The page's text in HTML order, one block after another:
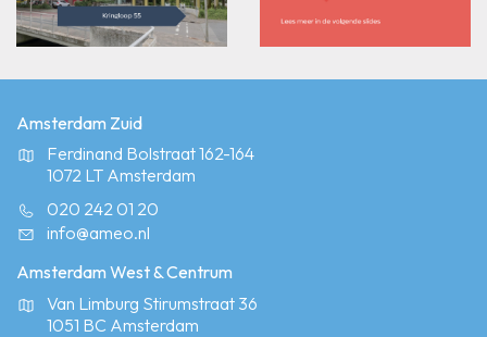
Amsterdam Zuid
Ferdinand Bolstraat 162-164
1072 LT Amsterdam
020 242 01 20
info@ameo.nl
Amsterdam West & Centrum
Van Limburg Stirumstraat 36
1051 BC Amsterdam